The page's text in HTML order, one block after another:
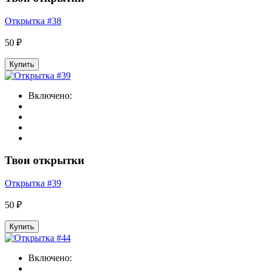
Открытка #38
50 ₽
Купить
Включено:
Твои открытки
Открытка #39
50 ₽
Купить
Включено: